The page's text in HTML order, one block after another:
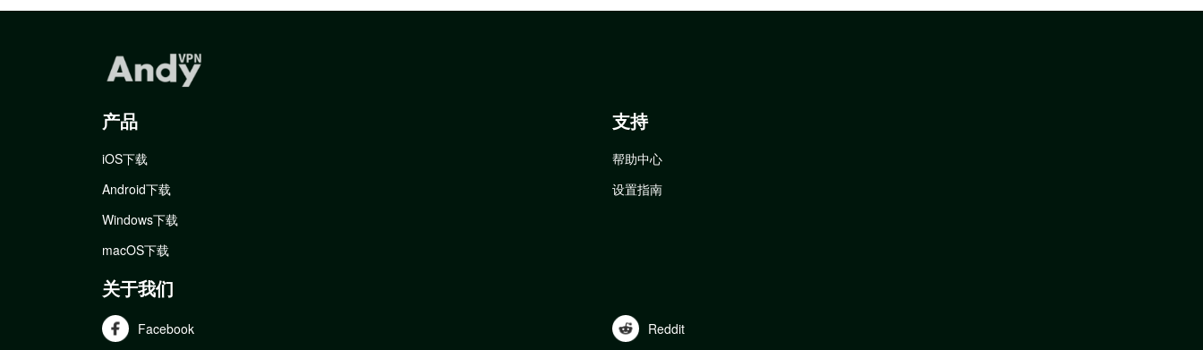
产品
iOS下载
Android下载
Windows下载
macOS下载
支持
帮助中心
设置指南
关于我们
Facebook Reddit